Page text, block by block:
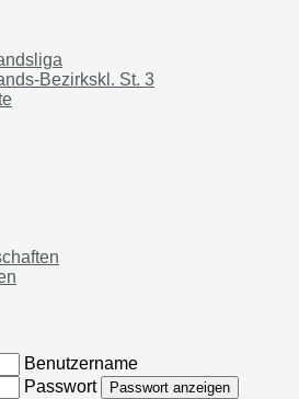
Bezirkskl. St. 3
Benutzername
Passwort
Passwort anzeigen